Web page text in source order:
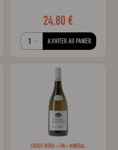
24,80 €
AJOUTER AU PANIER
FRUITS MÛRS FIN MINÉRAL